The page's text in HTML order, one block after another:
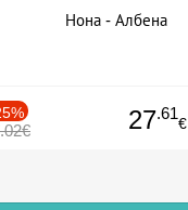
Нона - Албена
27.61
€